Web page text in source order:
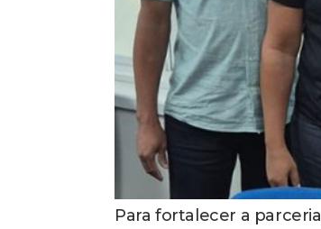
Para fortalecer a